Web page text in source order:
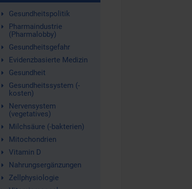
Gesundheitspolitik
Pharmaindustrie
(Pharmalobby)
Gesundheitsgefahr
Evidenzbasierte Medizin
Gesundheit
Gesundheitssystem (-
kosten)
Nervensystem
(vegetatives)
Milchsäure (-bakterien)
Mitochondrien
Vitamin D
Nahrungsergänzungen
Zellphysiologie